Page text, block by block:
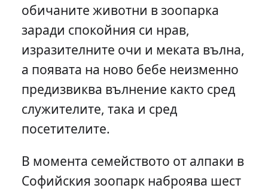
обичаните животни в зоопарка
заради спокойния си нрав,
изразителните очи и меката вълна,
а появата на ново бебе неизменно
предизвиква вълнение както сред
служителите, така и сред
посетителите.
В момента семейството от алпаки в
Софийския зоопарк наброява шест